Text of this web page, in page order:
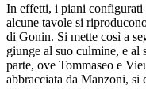
In effetti, i piani configurati
alcune tavole si
di Gonin. Si mette così a
giunge al suo culmine, e al
parte, ove Tommaseo e
abbracciata da Manzoni, si